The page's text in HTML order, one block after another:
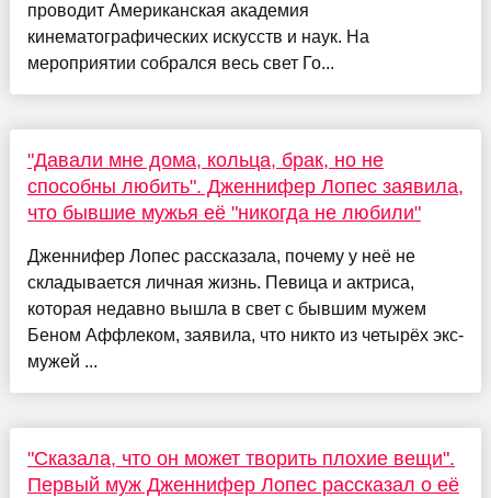
проводит Американская академия
кинематографических искусств и наук. На
мероприятии собрался весь свет Го...
"Давали мне дома, кольца, брак, но не
способны любить". Дженнифер Лопес заявила,
что бывшие мужья её "никогда не любили"
Дженнифер Лопес рассказала, почему у неё не
складывается личная жизнь. Певица и актриса,
которая недавно вышла в свет с бывшим мужем
Беном Аффлеком, заявила, что никто из четырёх экс-
мужей ...
"Сказала, что он может творить плохие вещи".
Первый муж Дженнифер Лопес рассказал о её